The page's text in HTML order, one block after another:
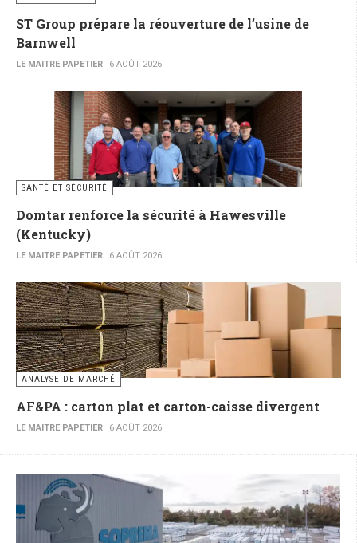
ST Group prépare la réouverture de l’usine de
Barnwell
LE MAITRE PAPETIER 6 AOÛT 2026
SANTÉ ET SÉCURITÉ
Domtar renforce la sécurité à Hawesville
(Kentucky)
LE MAITRE PAPETIER 6 AOÛT 2026
ANALYSE DE MARCHÉ
AF&PA : carton plat et carton-caisse divergent
LE MAITRE PAPETIER 6 AOÛT 2026